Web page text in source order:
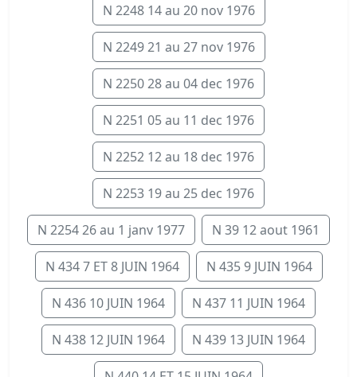
N 2248 14 au 20 nov 1976
N 2249 21 au 27 nov 1976
N 2250 28 au 04 dec 1976
N 2251 05 au 11 dec 1976
N 2252 12 au 18 dec 1976
N 2253 19 au 25 dec 1976
N 2254 26 au 1 janv 1977 N 39 12 aout 1961
N 434 7 ET 8 JUIN 1964 N 435 9 JUIN 1964
N 436 10 JUIN 1964 N 437 11 JUIN 1964
N 438 12 JUIN 1964 N 439 13 JUIN 1964